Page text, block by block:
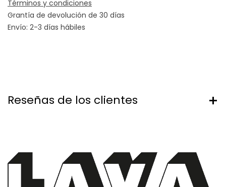
Términos y condiciones
Grantía de devolución de 30 días
Envío: 2-3 días hábiles
Reseñas de los clientes